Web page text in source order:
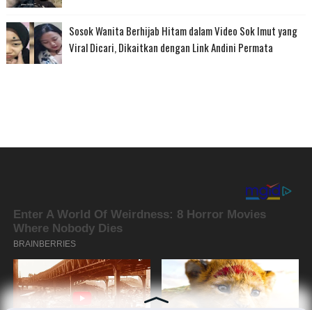
Sosok Wanita Berhijab Hitam dalam Video Sok Imut yang
Viral Dicari, Dikaitkan dengan Link Andini Permata